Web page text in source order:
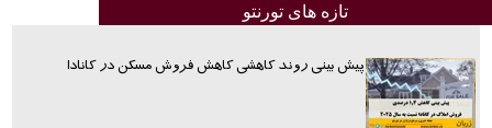
تازه های تورنتو
پیش بینی روند کاهشی کاهش فروش مسکن در کانادا